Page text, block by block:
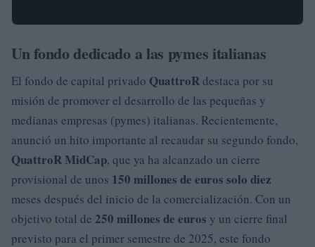
Un fondo dedicado a las pymes italianas
El fondo de capital privado QuattroRdestaca por su
misión de promover el desarrollo de las pequeñas y
medianas empresas (pymes) italianas. Recientemente,
anunció un hito importante al recaudar su segundo fondo,
QuattroR MidCap, que ya ha alcanzado un cierre
provisional de unos 150 millones de euros solo diez
meses después del inicio de la comercialización. Con un
objetivo total de 250 millones de euros y un cierre final
previsto para el primer semestre de 2025, este fondo